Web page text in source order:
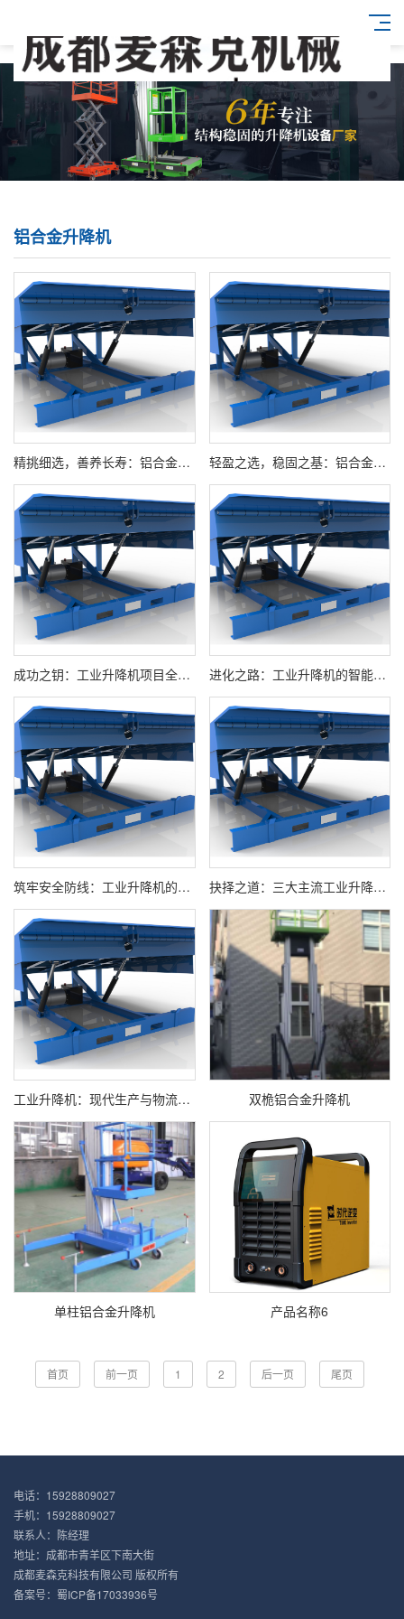
铝合金升降机
精挑细选，善养长寿：铝合金升降机选型与维护全攻略 轻盈之选，稳固之基：铝合金升降机技术特点深度解析
成功之钥：工业升降机项目全流程实施与价值管理手册 进化之路：工业升降机的智能化变革与未来图景
筑牢安全防线：工业升降机的标准、系统与操作规范 抉择之道：三大主流工业升降机技术对比与精准选型
工业升降机：现代生产与物流的垂直搬运基石 双桅铝合金升降机
单柱铝合金升降机 产品名称6
首页 前一页 1 2 后一页 尾页
电话：15928809027
手机：15928809027
联系人：陈经理
地址：成都市青羊区下南大街
成都麦森克科技有限公司 版权所有
备案号： 蜀ICP备17033936号